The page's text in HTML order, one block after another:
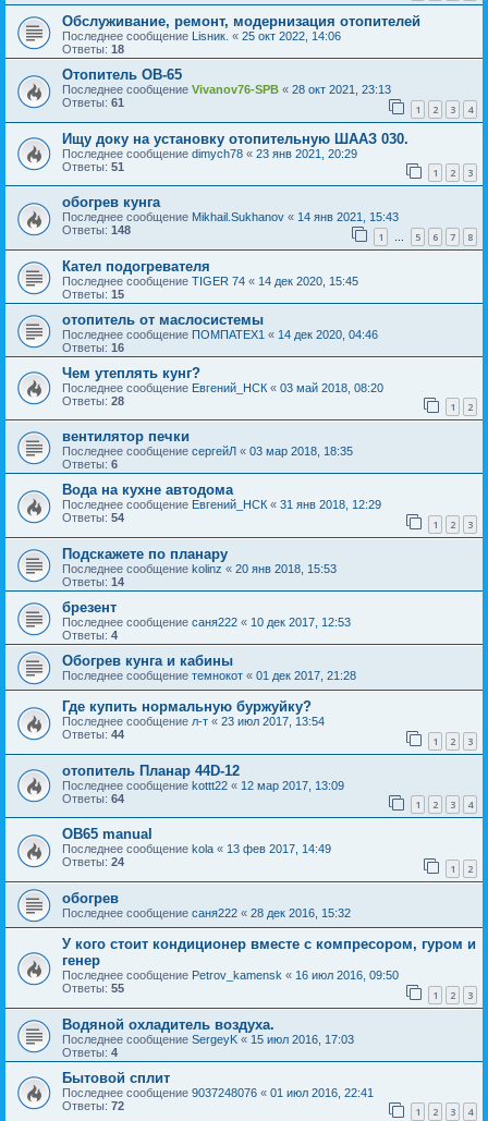
Обслуживание, ремонт, модернизация отопителей
Последнее сообщение Lisник. « 25 окт 2022, 14:06
Ответы: 18
Отопитель ОВ-65
Последнее сообщение Vivanov76-SPB « 28 окт 2021, 23:13
Ответы: 61 1 2 3 4
Ищу доку на установку отопительную ШААЗ 030.
Последнее сообщение dimych78 « 23 янв 2021, 20:29
Ответы: 51 1 2 3
обогрев кунга
Последнее сообщение Mikhail.Sukhanov « 14 янв 2021, 15:43
Ответы: 148 1 … 5 6 7 8
Кател подогревателя
Последнее сообщение TIGER 74 « 14 дек 2020, 15:45
Ответы: 15
отопитель от маслосистемы
Последнее сообщение ПОМПАТЕХ1 « 14 дек 2020, 04:46
Ответы: 16
Чем утеплять кунг?
Последнее сообщение Евгений_НСК « 03 май 2018, 08:20
Ответы: 28 1 2
вентилятор печки
Последнее сообщение сергейЛ « 03 мар 2018, 18:35
Ответы: 6
Вода на кухне автодома
Последнее сообщение Евгений_НСК « 31 янв 2018, 12:29
Ответы: 54 1 2 3
Подскажете по планару
Последнее сообщение kolinz « 20 янв 2018, 15:53
Ответы: 14
брезент
Последнее сообщение саня222 « 10 дек 2017, 12:53
Ответы: 4
Обогрев кунга и кабины
Последнее сообщение темнокот « 01 дек 2017, 21:28
Где купить нормальную буржуйку?
Последнее сообщение л-т « 23 июл 2017, 13:54
Ответы: 44 1 2 3
отопитель Планар 44D-12
Последнее сообщение kottt22 « 12 мар 2017, 13:09
Ответы: 64 1 2 3 4
OB65 manual
Последнее сообщение kola « 13 фев 2017, 14:49
Ответы: 24 1 2
обогрев
Последнее сообщение саня222 « 28 дек 2016, 15:32
У кого стоит кондиционер вместе с компресором, гуром и
генер
Последнее сообщение Petrov_kamensk « 16 июл 2016, 09:50
Ответы: 55 1 2 3
Водяной охладитель воздуха.
Последнее сообщение SergeyK « 15 июл 2016, 17:03
Ответы: 4
Бытовой сплит
Последнее сообщение 9037248076 « 01 июл 2016, 22:41
Ответы: 72 1 2 3 4